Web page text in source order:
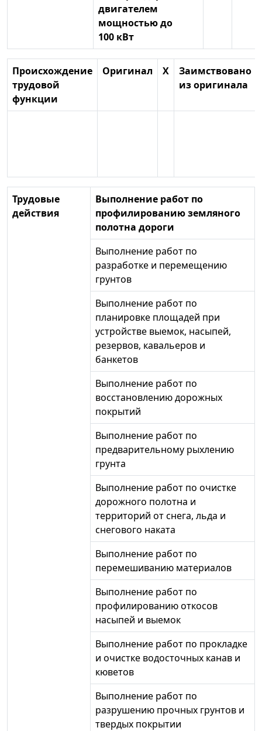
двигателем
мощностью до
100 кВт
Происхождение
трудовой
функции
Оригинал X
Заимствовано
из оригинала
Трудовые
действия
Выполнение работ по
профилированию земляного
полотна дороги
Выполнение работ по
разработке и перемещению
грунтов
Выполнение работ по
планировке площадей при
устройстве выемок, насыпей,
резервов, кавальеров и
банкетов
Выполнение работ по
восстановлению дорожных
покрытий
Выполнение работ по
предварительному рыхлению
грунта
Выполнение работ по очистке
дорожного полотна и
территорий от снега, льда и
снегового наката
Выполнение работ по
перемешиванию материалов
Выполнение работ по
профилированию откосов
насыпей и выемок
Выполнение работ по прокладке
и очистке водосточных канав и
кюветов
Выполнение работ по
разрушению прочных грунтов и
твердых покрытии